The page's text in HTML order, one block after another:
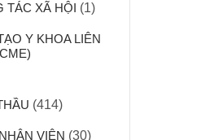
TÁC XÃ HỘI (1)
Y KHOA LIÊN
(414)
VIÊN (30)